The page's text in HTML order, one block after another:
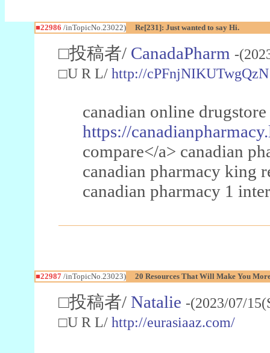
■22986 /inTopicNo.23022) Re[231]: Just wanted to say Hi.
□投稿者/ CanadaPharm -
□U R L/ http://cPFnjNIKUTwgQzN
canadian online
https://
compare</a> canadian
canadian pharmacy king
canadian pharmacy 1
■22987/inTopicNo.23023) 20 Resources That Will Make You
□投稿者/ Natalie -(2023/07/
□U R L/ http://eurasiaaz.com/